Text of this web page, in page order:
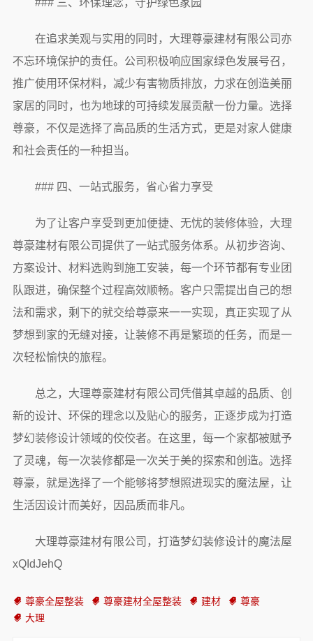
在追求美观与实用的同时，大理尊豪建材有限公司亦
不忘环境保护的责任。公司积极响应国家绿色发展号召，
推广使用环保材料，减少有害物质排放，力求在创造美丽
家居的同时，也为地球的可持续发展贡献一份力量。选择
尊豪，不仅是选择了高品质的生活方式，更是对家人健康
和社会责任的一种担当。
### 四、一站式服务，省心省力享受
为了让客户享受到更加便捷、无忧的装修体验，大理
尊豪建材有限公司提供了一站式服务体系。从初步咨询、
方案设计、材料选购到施工安装，每一个环节都有专业团
队跟进，确保整个过程高效顺畅。客户只需提出自己的想
法和需求，剩下的就交给尊豪来一一实现，真正实现了从
梦想到家的无缝对接，让装修不再是繁琐的任务，而是一
次轻松愉快的旅程。
总之，大理尊豪建材有限公司凭借其卓越的品质、创
新的设计、环保的理念以及贴心的服务，正逐步成为打造
梦幻装修设计领域的佼佼者。在这里，每一个家都被赋予
了灵魂，每一次装修都是一次关于美的探索和创造。选择
尊豪，就是选择了一个能够将梦想照进现实的魔法屋，让
生活因设计而美好，因品质而非凡。
大理尊豪建材有限公司，打造梦幻装修设计的魔法屋
xQIdJehQ
尊豪全屋整装 尊豪建材全屋整装 建材
尊豪
大理